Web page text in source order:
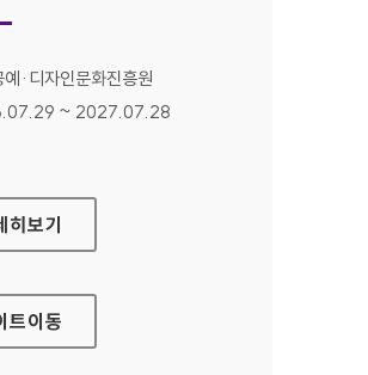
:
예·디자인문화진흥원
간 :
~ 2027.07.28
포털
히보기
트이동